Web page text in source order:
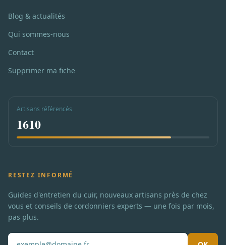
Blog & actualités
Qui sommes-nous
Contact
Supprimer ma fiche
Artisans référencés
1610
RESTEZ INFORMÉ
Guides d'entretien du cuir, nouveaux artisans près de chez
vous et conseils de cordonniers experts — une fois par mois,
pas plus.